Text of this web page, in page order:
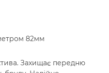
82мм
Захищає передню